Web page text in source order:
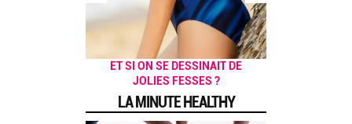
PRÉPAREZ VOTRE CORPS POUR
L'ÉTÉ !
BAIN DE SOLEIL !
ET SI ON SE DESSINAIT DE
JOLIES FESSES ?
JE M’INSCRIS AU YOGA, OUI,
MAIS LEQUEL ?
POUR UN MATIN EN FORME
5 EXERCICES POUR SE TONIFIER
AU QUOTIDIEN
LA MINUTE HEALTHY